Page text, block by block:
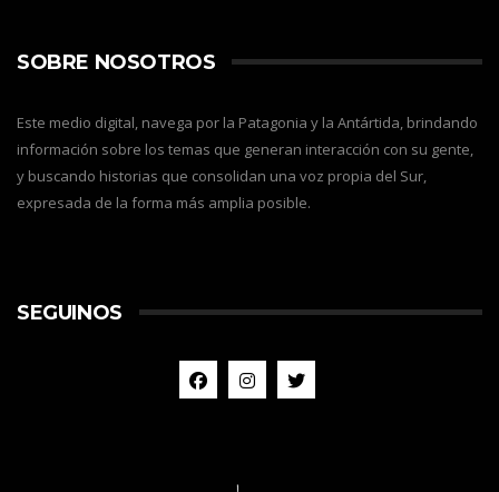
SOBRE NOSOTROS
Este medio digital, navega por la Patagonia y la Antártida, brindando
información sobre los temas que generan interacción con su gente,
y buscando historias que consolidan una voz propia del Sur,
expresada de la forma más amplia posible.
SEGUINOS